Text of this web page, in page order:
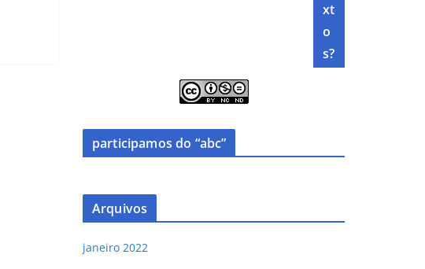
xt
o
s?
participamos do “abc”
Arquivos
janeiro 2022